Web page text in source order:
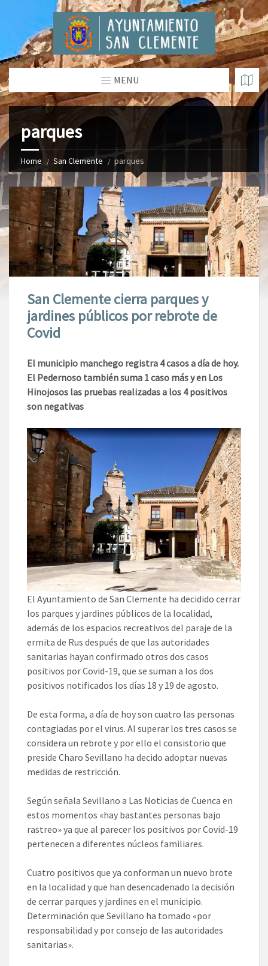
MENU
parques
Home San Clemente parques
San Clemente cierra parques y
jardines públicos por rebrote de
Covid
El municipio manchego registra 4 casos a día de hoy.
El Pedernoso también suma 1 caso más y en Los
Hinojosos las pruebas realizadas a los 4 positivos
son negativas
El Ayuntamiento de San Clemente ha decidido cerrar
los parques y jardines públicos de la localidad,
además de los espacios recreativos del paraje de la
ermita de Rus después de que las autoridades
sanitarias hayan confirmado otros dos casos
positivos por Covid-19, que se suman a los dos
positivos notificados los días 18 y 19 de agosto.
De esta forma, a día de hoy son cuatro las personas
contagiadas por el virus. Al superar los tres casos se
considera un rebrote y por ello el consistorio que
preside Charo Sevillano ha decido adoptar nuevas
medidas de restricción.
Según señala Sevillano a Las Noticias de Cuenca en
estos momentos «hay bastantes personas bajo
rastreo» ya que al parecer los positivos por Covid-19
pertenecen a diferentes núcleos familiares.
Cuatro positivos que ya conforman un nuevo brote
en la localidad y que han desencadenado la decisión
de cerrar parques y jardines en el municipio.
Determinación que Sevillano ha tomado «por
responsabilidad y por consejo de las autoridades
sanitarias».